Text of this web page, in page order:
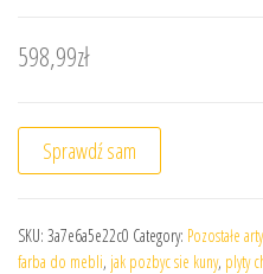
598,99zł
Sprawdź sam
SKU: 3a7e6a5e22c0 Category: Pozostałe
farba do mebli, jak pozbyc sie kuny, plyty